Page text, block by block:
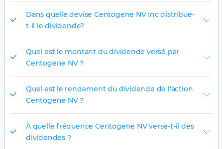
Dans quelle devise Centogene NV Inc distribue-
t-il le dividende?
Quel est le montant du dividende versé par
Centogene NV ?
Quel est le rendement du dividende de l'action
Centogene NV ?
À quelle fréquence Centogene NV verse-t-il des
dividendes ?